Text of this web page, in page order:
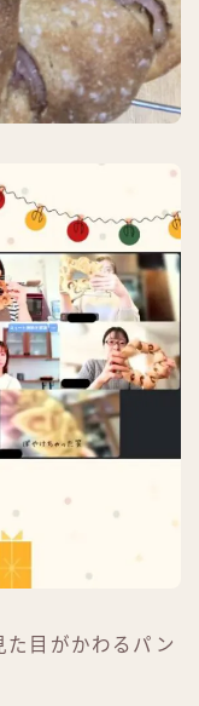
た目がかわるパン